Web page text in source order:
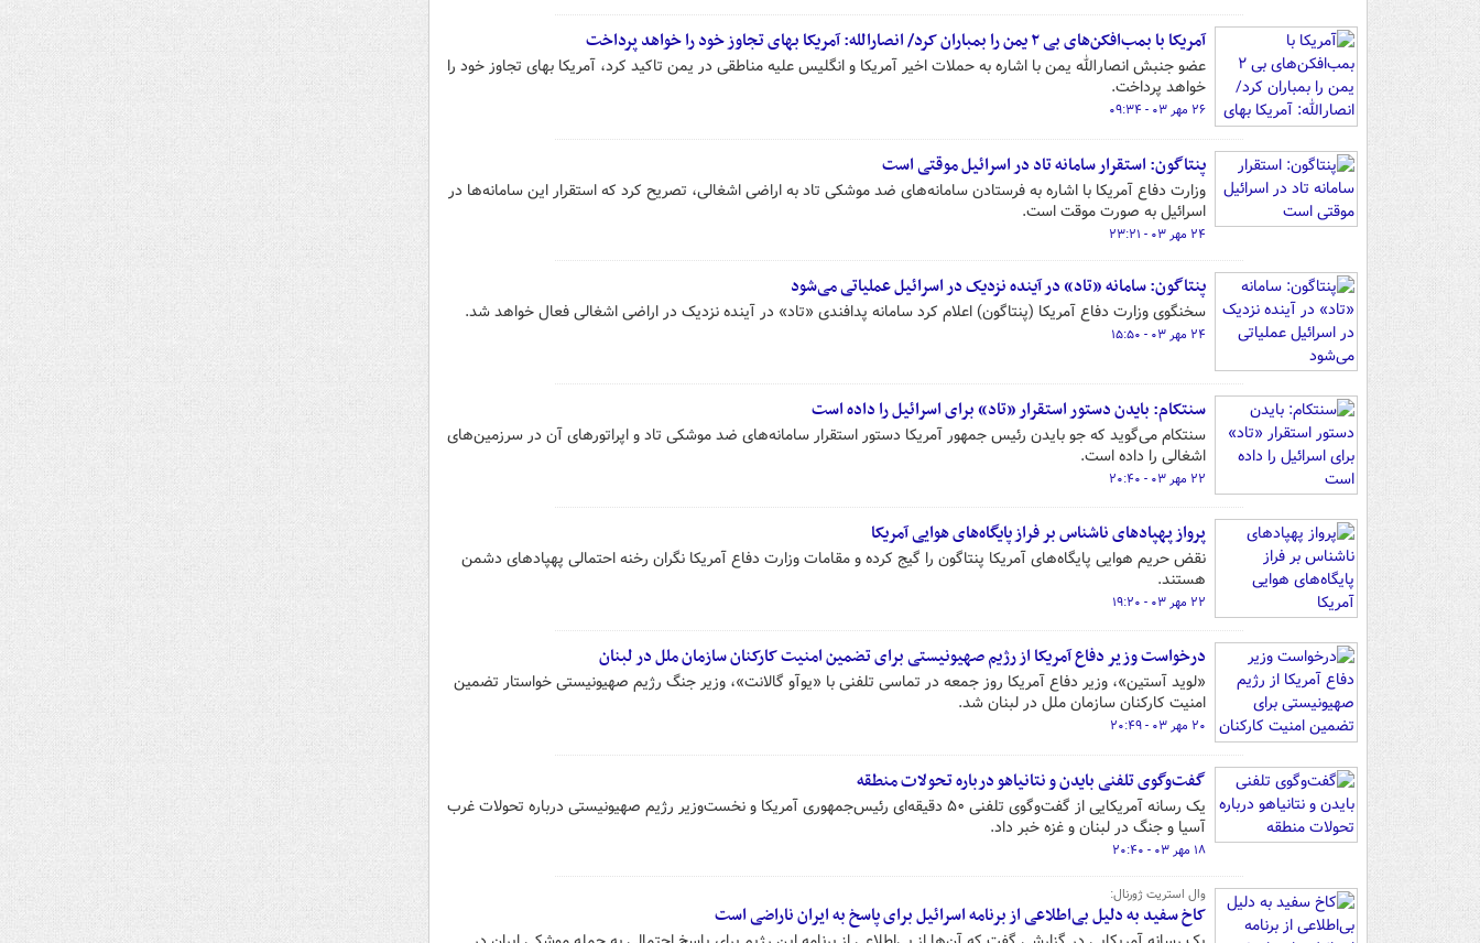
آمریکا با بمب‌افکن‌های بی ۲ یمن را بمباران کرد/ انصارالله: آمریکا بهای تجاوز خود را خواهد پرداخت
عضو جنبش انصارالله یمن با اشاره به حملات اخیر آمریکا و انگلیس علیه مناطقی در یمن تاکید کرد، آمریکا بهای تجاوز خود را
خواهد پرداخت.
۲۶ مهر ۰۳ - ۰۹:۳۴
پنتاگون: استقرار سامانه تاد در اسرائیل موقتی است
وزارت دفاع آمریکا با اشاره به فرستادن سامانه‌های ضد موشکی تاد به اراضی اشغالی، تصریح کرد که استقرار این سامانه‌ها در
اسرائیل به صورت موقت است.
۲۴ مهر ۰۳ - ۲۳:۲۱
پنتاگون: سامانه «تاد» در آینده نزدیک در اسرائیل عملیاتی می‌شود
سخنگوی وزارت دفاع آمریکا (پنتاگون) اعلام کرد سامانه پدافندی «تاد» در آینده نزدیک در اراضی اشغالی فعال خواهد شد.
۲۴ مهر ۰۳ - ۱۵:۵۰
سنتکام: بایدن دستور استقرار «تاد» برای اسرائیل را داده است
سنتکام می‌گوید که جو بایدن رئیس جمهور آمریکا دستور استقرار سامانه‌های ضد موشکی تاد و اپراتورهای آن در سرزمین‌های
اشغالی را داده است.
۲۲ مهر ۰۳ - ۲۰:۴۰
پرواز پهپادهای ناشناس بر فراز پایگاه‌های هوایی آمریکا
نقض حریم هوایی پایگاه‌های آمریکا پنتاگون را گیج کرده و مقامات وزارت دفاع آمریکا نگران رخنه احتمالی پهپادهای دشمن
هستند.
۲۲ مهر ۰۳ - ۱۹:۲۰
درخواست وزیر دفاع آمریکا از رژیم صهیونیستی برای تضمین امنیت کارکنان سازمان ملل در لبنان
«لوید آستین»، وزیر دفاع آمریکا روز جمعه در تماسی تلفنی با «یوآو گالانت»، وزیر جنگ رژیم صهیونیستی خواستار تضمین
امنیت کارکنان سازمان ملل در لبنان شد.
۲۰ مهر ۰۳ - ۲۰:۴۹
گفت‌وگوی تلفنی بایدن و نتانیاهو درباره تحولات منطقه
یک رسانه آمریکایی از گفت‌وگوی تلفنی ۵۰ دقیقه‌ای رئیس‌جمهوری آمریکا و نخست‌وزیر رژیم صهیونیستی درباره تحولات غرب
آسیا و جنگ در لبنان و غزه خبر داد.
۱۸ مهر ۰۳ - ۲۰:۴۰
وال استریت ژورنال:
کاخ سفید به دلیل بی‌اطلاعی از برنامه اسرائیل برای پاسخ به ایران ناراضی است